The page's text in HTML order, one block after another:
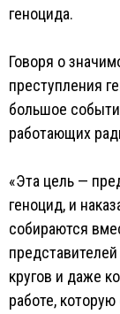
геноцида.
Говоря о
преступления
большое
работающих
«Эта цель —
геноцид, и
собираются
кругов и даже
работе,